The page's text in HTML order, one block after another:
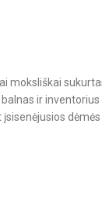
moksliškai
ir